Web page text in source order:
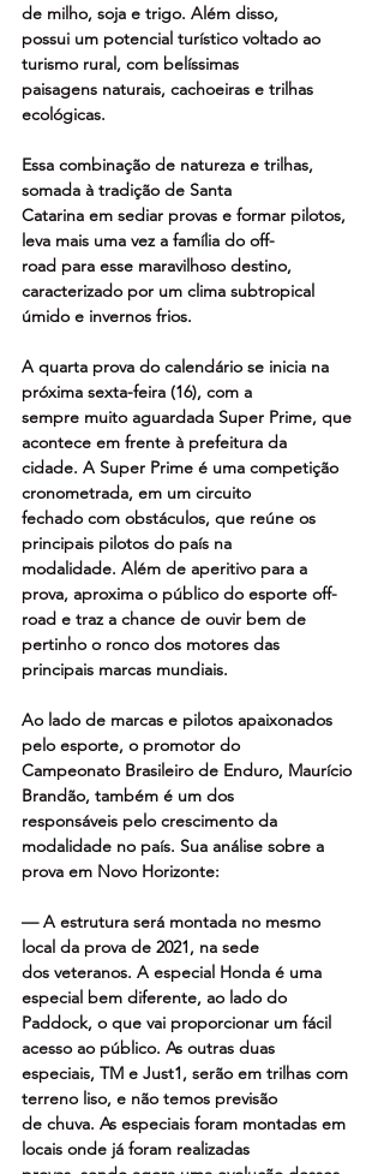
de milho, soja e trigo. Além disso,
possui um potencial turístico voltado ao
turismo rural, com belíssimas
paisagens naturais, cachoeiras e trilhas
ecológicas.
Essa combinação de natureza e trilhas,
somada à tradição de Santa
Catarina em sediar provas e formar pilotos,
leva mais uma vez a família do off-
road para esse maravilhoso destino,
caracterizado por um clima subtropical
úmido e invernos frios.
A quarta prova do calendário se inicia na
próxima sexta-feira (16), com a
sempre muito aguardada Super Prime, que
acontece em frente à prefeitura da
cidade. A Super Prime é uma competição
cronometrada, em um circuito
fechado com obstáculos, que reúne os
principais pilotos do país na
modalidade. Além de aperitivo para a
prova, aproxima o público do esporte off-
road e traz a chance de ouvir bem de
pertinho o ronco dos motores das
principais marcas mundiais.
Ao lado de marcas e pilotos apaixonados
pelo esporte, o promotor do
Campeonato Brasileiro de Enduro, Maurício
Brandão, também é um dos
responsáveis pelo crescimento da
modalidade no país. Sua análise sobre a
prova em Novo Horizonte:
— A estrutura será montada no mesmo
local da prova de 2021, na sede
dos veteranos. A especial Honda é uma
especial bem diferente, ao lado do
Paddock, o que vai proporcionar um fácil
acesso ao público. As outras duas
especiais, TM e Just1, serão em trilhas com
terreno liso, e não temos previsão
de chuva. As especiais foram montadas em
locais onde já foram realizadas